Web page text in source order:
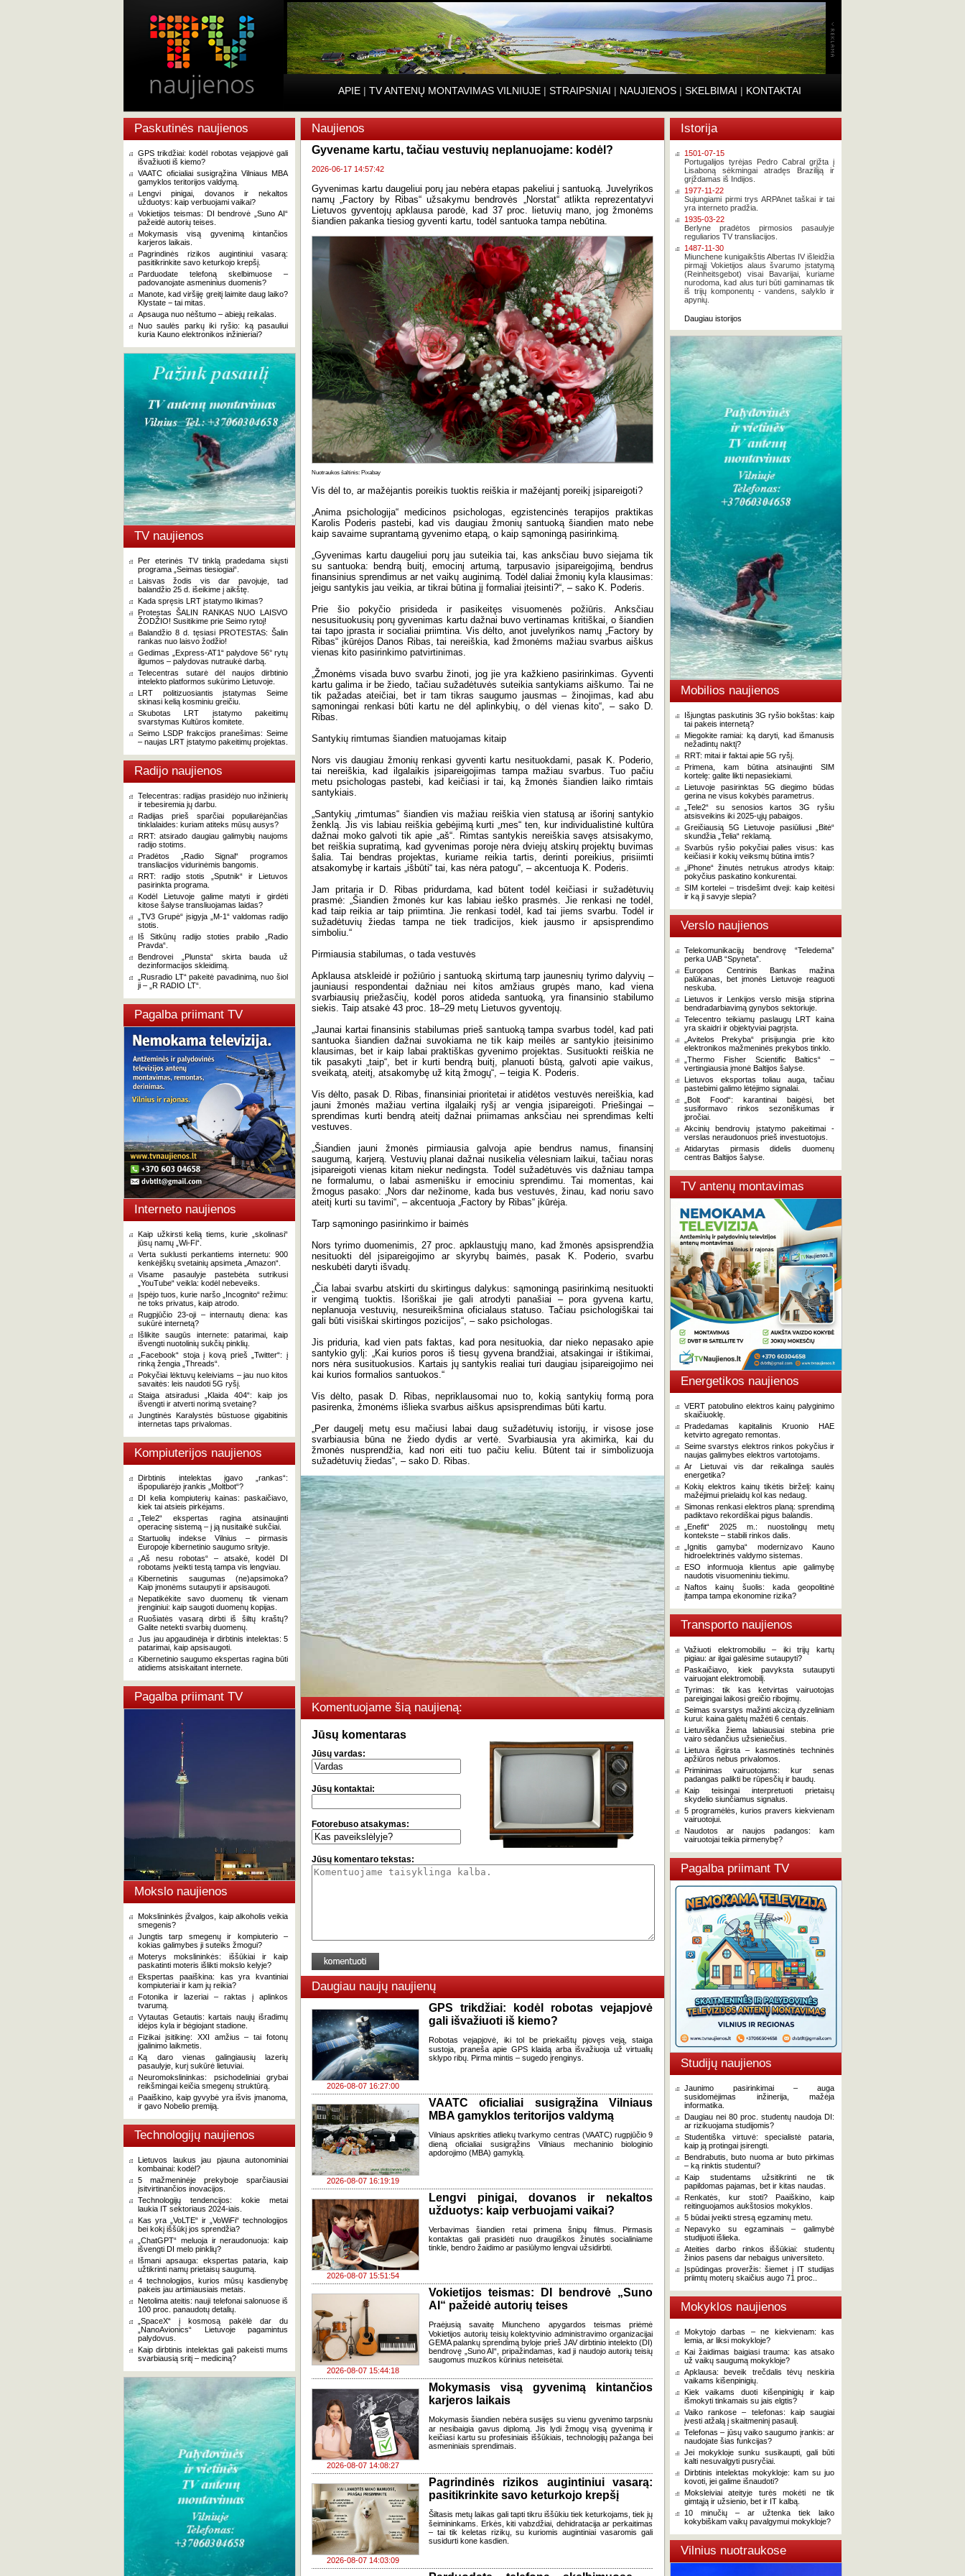
APIE | TV ANTENŲ MONTAVIMAS VILNIUJE | STRAIPSNIAI | NAUJIENOS | SKELBIMAI | KONTAKTAI
Paskutinės naujienos
GPS trikdžiai: kodėl robotas vejapjovė gali
išvažiuoti iš kiemo?
VAATC oficialiai susigrąžina Vilniaus MBA
gamyklos teritorijos valdymą.
Lengvi pinigai, dovanos ir nekaltos
užduotys: kaip verbuojami vaikai?
Vokietijos teismas: DI bendrovė „Suno AI“
pažeidė autorių teises.
Mokymasis visą gyvenimą kintančios
karjeros laikais.
Pagrindinės rizikos augintiniui vasarą:
pasitikrinkite savo keturkojo krepšį.
Parduodate telefoną skelbimuose –
padovanojate asmeninius duomenis?
Manote, kad viršiję greitį laimite daug laiko?
Klystate − tai mitas.
Apsauga nuo nėštumo – abiejų reikalas.
Nuo saulės parkų iki ryšio: ką pasauliui
kuria Kauno elektronikos inžinieriai?
TV naujienos
Per eterinės TV tinklą pradedama siųsti
programa „Seimas tiesiogiai“.
Laisvas žodis vis dar pavojuje, tad
balandžio 25 d. išeikime į aikštę.
Kada spręsis LRT įstatymo likimas?
Protestas ŠALIN RANKAS NUO LAISVO
ŽODŽIO! Susitikime prie Seimo rytoj!
Balandžio 8 d. tęsiasi PROTESTAS: Šalin
rankas nuo laisvo žodžio!
Gedimas „Express-AT1“ palydove 56° rytų
ilgumos – palydovas nutraukė darbą.
Telecentras sutarė dėl naujos dirbtinio
intelekto platformos sukūrimo Lietuvoje.
LRT politizuosiantis įstatymas Seime
skinasi kelią kosminiu greičiu.
Skubotas LRT įstatymo pakeitimų
svarstymas Kultūros komitete.
Seimo LSDP frakcijos pranešimas: Seime
– naujas LRT įstatymo pakeitimų projektas.
Radijo naujienos
Telecentras: radijas prasidėjo nuo inžinierių
ir tebesiremia jų darbu.
Radijas prieš sparčiai populiarėjančias
tinklalaides: kuriam atiteks mūsų ausys?
RRT: atsirado daugiau galimybių naujoms
radijo stotims.
Pradėtos „Radio Signal“ programos
transliacijos vidurinėmis bangomis.
RRT: radijo stotis „Sputnik“ ir Lietuvos
pasirinkta programa.
Kodėl Lietuvoje galime matyti ir girdėti
kitose šalyse transliuojamas laidas?
„TV3 Grupė“ įsigyja „M-1“ valdomas radijo
stotis.
Iš Sitkūnų radijo stoties prabilo „Radio
Pravda“.
Bendrovei „Plunsta“ skirta bauda už
dezinformacijos skleidimą.
„Rusradio LT“ pakeitė pavadinimą, nuo šiol
ji – „R RADIO LT“.
Pagalba priimant TV
Interneto naujienos
Kaip užkirsti kelią tiems, kurie „skolinasi“
jūsų namų „Wi-Fi“.
Verta suklusti perkantiems internetu: 900
kenkėjiškų svetainių apsimeta „Amazon“.
Visame pasaulyje pastebėta sutrikusi
„YouTube“ veikla: kodėl nebeveiks.
Įspėjo tuos, kurie naršo „Incognito“ režimu:
ne toks privatus, kaip atrodo.
Rugpjūčio 23-oji – internautų diena: kas
sukūrė internetą?
Išlikite saugūs internete: patarimai, kaip
išvengti nuotolinių sukčių pinklių.
„Facebook“ stoja į kovą prieš „Twitter“: į
rinką žengia „Threads“.
Pokyčiai lėktuvų keleiviams – jau nuo kitos
savaitės: leis naudoti 5G ryšį.
Staiga atsiradusi „Klaida 404“: kaip jos
išvengti ir atverti norimą svetainę?
Jungtinės Karalystės būstuose gigabitinis
internetas taps privalomas.
Kompiuterijos naujienos
Dirbtinis intelektas įgavo „rankas“:
išpopuliarėjo įrankis „Moltbot“?
DI kelia kompiuterių kainas: paskaičiavo,
kiek tai atsieis pirkėjams.
„Tele2“ ekspertas ragina atsinaujinti
operacinę sistemą – į ją nusitaikė sukčiai.
Startuolių indekse Vilnius – pirmasis
Europoje kibernetinio saugumo srityje.
„Aš nesu robotas“ – atsakė, kodėl DI
robotams įveikti testą tampa vis lengviau.
Kibernetinis saugumas (ne)apsimoka?
Kaip įmonėms sutaupyti ir apsisaugoti.
Nepatikėkite savo duomenų tik vienam
įrenginiui: kaip saugoti duomenų kopijas.
Ruošiatės vasarą dirbti iš šiltų kraštų?
Galite netekti svarbių duomenų.
Jus jau apgaudinėja ir dirbtinis intelektas: 5
patarimai, kaip apsisaugoti.
Kibernetinio saugumo ekspertas ragina būti
atidiems atsiskaitant internete.
Pagalba priimant TV
Mokslo naujienos
Mokslininkės įžvalgos, kaip alkoholis veikia
smegenis?
Jungtis tarp smegenų ir kompiuterio –
kokias galimybes ji suteiks žmogui?
Moterys mokslininkės: iššūkiai ir kaip
paskatinti moteris išlikti mokslo kelyje?
Ekspertas paaiškina: kas yra kvantiniai
kompiuteriai ir kam jų reikia?
Fotonika ir lazeriai – raktas į aplinkos
tvarumą.
Vytautas Getautis: kartais naujų išradimų
idėjos kyla ir bėgiojant stadione.
Fizikai įsitikinę: XXI amžius – tai fotonų
įgalinimo laikmetis.
Ką daro vienas galingiausių lazerių
pasaulyje, kurį sukūrė lietuviai.
Neuromokslininkas: psichodeliniai grybai
reikšmingai keičia smegenų struktūrą.
Paaiškino, kaip gyvybė yra išvis įmanoma,
ir gavo Nobelio premiją.
Technologijų naujienos
Lietuvos laukus jau pjauna autonominiai
kombainai: kodėl?
5 mažmeninėje prekyboje sparčiausiai
įsitvirtinančios inovacijos.
Technologijų tendencijos: kokie metai
laukia IT sektoriaus 2024-iais.
Kas yra „VoLTE“ ir „VoWiFi“ technologijos
bei kokį iššūkį jos sprendžia?
„ChatGPT“ meluoja ir neraudonuoja: kaip
išvengti DI melo pinklių?
Išmani apsauga: ekspertas pataria, kaip
užtikrinti namų prietaisų saugumą.
4 technologijos, kurios mūsų kasdienybę
pakeis jau artimiausiais metais.
Netolima ateitis: nauji telefonai salonuose iš
100 proc. panaudotų detalių.
„SpaceX“ į kosmosą pakėlė dar du
„NanoAvionics“ Lietuvoje pagamintus
palydovus.
Kaip dirbtinis intelektas gali pakeisti mums
svarbiausią sritį – mediciną?
Naujienos
Gyvename kartu, tačiau vestuvių neplanuojame: kodėl?
2026-06-17 14:57:42
Gyvenimas kartu daugeliui porų jau nebėra etapas pakeliui į santuoką. Juvelyrikos
namų „Factory by Ribas“ užsakymu bendrovės „Norstat“ atlikta reprezentatyvi
Lietuvos gyventojų apklausa parodė, kad 37 proc. lietuvių mano, jog žmonėms
šiandien pakanka tiesiog gyventi kartu, todėl santuoka tampa nebūtina.
Nuotraukos šaltinis: Pixabay
Vis dėl to, ar mažėjantis poreikis tuoktis reiškia ir mažėjantį poreikį įsipareigoti?
„Anima psichologija“ medicinos psichologas, egzistencinės terapijos praktikas
Karolis Poderis pastebi, kad vis daugiau žmonių santuoką šiandien mato nebe
kaip savaime suprantamą gyvenimo etapą, o kaip sąmoningą pasirinkimą.
„Gyvenimas kartu daugeliui porų jau suteikia tai, kas anksčiau buvo siejama tik
su santuoka: bendrą buitį, emocinį artumą, tarpusavio įsipareigojimą, bendrus
finansinius sprendimus ar net vaikų auginimą. Todėl daliai žmonių kyla klausimas:
jeigu santykis jau veikia, ar tikrai būtina jį formaliai įteisinti?“, – sako K. Poderis.
Prie šio pokyčio prisideda ir pasikeitęs visuomenės požiūris. Anksčiau
nesusituokusių porų gyvenimas kartu dažnai buvo vertinamas kritiškai, o šiandien
tai tapo įprasta ir socialiai priimtina. Vis dėlto, anot juvelyrikos namų „Factory by
Ribas“ įkūrėjos Danos Ribas, tai nereiškia, kad žmonėms mažiau svarbus aiškus
vienas kito pasirinkimo patvirtinimas.
„Žmonėms visada buvo svarbu žinoti, jog jie yra kažkieno pasirinkimas. Gyventi
kartu galima ir be žiedo, tačiau sužadėtuvės suteikia santykiams aiškumo. Tai ne
tik pažadas ateičiai, bet ir tam tikras saugumo jausmas – žinojimas, kad abu
sąmoningai renkasi būti kartu ne dėl aplinkybių, o dėl vienas kito“, – sako D.
Ribas.
Santykių rimtumas šiandien matuojamas kitaip
Nors vis daugiau žmonių renkasi gyventi kartu nesituokdami, pasak K. Poderio,
tai nereiškia, kad ilgalaikis įsipareigojimas tampa mažiau svarbus. Tuo pačiu
metu psichologas pastebi, kad keičiasi ir tai, ką žmonės šiandien laiko rimtais
santykiais.
„Santykių „rimtumas“ šiandien vis mažiau reiškia vien statusą ar išorinį santykio
ženklą. Jis vis labiau reiškia gebėjimą kurti „mes“ ten, kur individualistinė kultūra
dažnai moko galvoti tik apie „aš“. Rimtas santykis nereiškia savęs atsisakymo,
bet reiškia supratimą, kad gyvenimas poroje nėra dviejų atskirų projektų buvimas
šalia. Tai bendras projektas, kuriame reikia tartis, derinti poreikius, prisiimti
atsakomybę ir kartais „išbūti“ tai, kas nėra patogu“, – akcentuoja K. Poderis.
Jam pritaria ir D. Ribas pridurdama, kad būtent todėl keičiasi ir sužadėtuvių
prasmė: „Šiandien žmonės kur kas labiau ieško prasmės. Jie renkasi ne todėl,
kad taip reikia ar taip priimtina. Jie renkasi todėl, kad tai jiems svarbu. Todėl ir
sužadėtuvių žiedas tampa ne tiek tradicijos, kiek jausmo ir apsisprendimo
simboliu.“
Pirmiausia stabilumas, o tada vestuvės
Apklausa atskleidė ir požiūrio į santuoką skirtumą tarp jaunesnių tyrimo dalyvių –
jauniausi respondentai dažniau nei kitos amžiaus grupės mano, kad viena
svarbiausių priežasčių, kodėl poros atideda santuoką, yra finansinio stabilumo
siekis. Taip atsakė 43 proc. 18–29 metų Lietuvos gyventojų.
„Jaunai kartai finansinis stabilumas prieš santuoką tampa svarbus todėl, kad pati
santuoka šiandien dažnai suvokiama ne tik kaip meilės ar santykio įteisinimo
klausimas, bet ir kaip labai praktiškas gyvenimo projektas. Susituokti reiškia ne
tik pasakyti „taip“, bet ir kurti bendrą buitį, planuoti būstą, galvoti apie vaikus,
sveikatą, ateitį, atsakomybę už kitą žmogų“, – teigia K. Poderis.
Vis dėlto, pasak D. Ribas, finansiniai prioritetai ir atidėtos vestuvės nereiškia, kad
jauni žmonės mažiau vertina ilgalaikį ryšį ar vengia įsipareigoti. Priešingai –
sprendimas kurti bendrą ateitį dažnai priimamas anksčiau nei sprendimas kelti
vestuves.
„Šiandien jauni žmonės pirmiausia galvoja apie bendrus namus, finansinį
saugumą, karjerą. Vestuvių planai dažnai nusikelia vėlesniam laikui, tačiau noras
įsipareigoti vienas kitam niekur nedingsta. Todėl sužadėtuvės vis dažniau tampa
ne formalumu, o labai asmenišku ir emociniu sprendimu. Tai momentas, kai
žmogus pasako: „Nors dar nežinome, kada bus vestuvės, žinau, kad noriu savo
ateitį kurti su tavimi“, – akcentuoja „Factory by Ribas“ įkūrėja.
Tarp sąmoningo pasirinkimo ir baimės
Nors tyrimo duomenimis, 27 proc. apklaustųjų mano, kad žmonės apsisprendžia
nesituokti dėl įsipareigojimo ar skyrybų baimės, pasak K. Poderio, svarbu
neskubėti daryti išvadų.
„Čia labai svarbu atskirti du skirtingus dalykus: sąmoningą pasirinkimą nesituokti
ir vengimą tuoktis. Išoriškai jie gali atrodyti panašiai – pora gyvena kartu,
neplanuoja vestuvių, nesureikšmina oficialaus statuso. Tačiau psichologiškai tai
gali būti visiškai skirtingos pozicijos“, – sako psichologas.
Jis priduria, kad vien pats faktas, kad pora nesituokia, dar nieko nepasako apie
santykio gylį: „Kai kurios poros iš tiesų gyvena brandžiai, atsakingai ir ištikimai,
nors nėra susituokusios. Kartais jų santykis realiai turi daugiau įsipareigojimo nei
kai kurios formalios santuokos.“
Vis dėlto, pasak D. Ribas, nepriklausomai nuo to, kokią santykių formą pora
pasirenka, žmonėms išlieka svarbus aiškus apsisprendimas būti kartu.
„Per daugelį metų esu mačiusi labai daug sužadėtuvių istorijų, ir visose jose
svarbiausia būna ne žiedo dydis ar vertė. Svarbiausia yra akimirka, kai du
žmonės nusprendžia, kad nori eiti tuo pačiu keliu. Būtent tai ir simbolizuoja
sužadėtuvių žiedas“, – sako D. Ribas.
Komentuojame šią naujieną:
Jūsų komentaras
Jūsų vardas:
Jūsų kontaktai:
Fotorebuso atsakymas:
Jūsų komentaro tekstas:
Daugiau naujų naujienų
2026-08-07 16:27:00
GPS trikdžiai: kodėl robotas vejapjovė
gali išvažiuoti iš kiemo?
Robotas vejapjovė, iki tol be priekaištų pjovęs veją, staiga
sustoja, praneša apie GPS klaidą arba išvažiuoja už virtualių
sklypo ribų. Pirma mintis – sugedo įrenginys.
2026-08-07 16:19:19
VAATC oficialiai susigrąžina Vilniaus
MBA gamyklos teritorijos valdymą
Vilniaus apskrities atliekų tvarkymo centras (VAATC) rugpjūčio 9
dieną oficialiai susigrąžins Vilniaus mechaninio biologinio
apdorojimo (MBA) gamyklą.
2026-08-07 15:51:54
Lengvi pinigai, dovanos ir nekaltos
užduotys: kaip verbuojami vaikai?
Verbavimas šiandien retai primena šnipų filmus. Pirmasis
kontaktas gali prasidėti nuo draugiškos žinutės socialiniame
tinkle, bendro žaidimo ar pasiūlymo lengvai užsidirbti.
2026-08-07 15:44:18
Vokietijos teismas: DI bendrovė „Suno
AI“ pažeidė autorių teises
Praėjusią savaitę Miuncheno apygardos teismas priėmė
Vokietijos autorių teisių kolektyvinio administravimo organizacijai
GEMA palankų sprendimą byloje prieš JAV dirbtinio intelekto (DI)
bendrovę „Suno AI“, pripažindamas, kad ji naudojo autorių teisių
saugomus muzikos kūrinius neteisėtai.
2026-08-07 14:08:27
Mokymasis visą gyvenimą kintančios
karjeros laikais
Mokymasis šiandien nebėra susijęs su vienu gyvenimo tarpsniu
ar nesibaigia gavus diplomą. Jis lydi žmogų visą gyvenimą ir
keičiasi kartu su profesiniais iššūkiais, technologijų pažanga bei
asmeniniais sprendimais.
2026-08-07 14:03:09
Pagrindinės rizikos augintiniui vasarą:
pasitikrinkite savo keturkojo krepšį
Šiltasis metų laikas gali tapti tikru iššūkiu tiek keturkojams, tiek jų
šeimininkams. Erkės, kiti vabzdžiai, dehidratacija ar perkaitimas
– tai tik keletas rizikų, su kuriomis augintiniai vasaromis gali
susidurti kone kasdien.
Istorija
1501-07-15
Portugalijos tyrėjas Pedro Cabral grįžta į
Lisaboną sėkmingai atradęs Braziliją ir
grįždamas iš Indijos.
1977-11-22
Sujungiami pirmi trys ARPAnet taškai ir tai
yra interneto pradžia.
1935-03-22
Berlyne pradėtos pirmosios pasaulyje
reguliarios TV transliacijos.
1487-11-30
Miunchene kunigaikštis Albertas IV išleidžia
pirmąjį Vokietijos alaus švarumo įstatymą
(Reinheitsgebot) visai Bavarijai, kuriame
nurodoma, kad alus turi būti gaminamas tik
iš trijų komponentų - vandens, salyklo ir
apynių.
Daugiau istorijos
Mobilios naujienos
Išjungtas paskutinis 3G ryšio bokštas: kaip
tai pakeis internetą?
Miegokite ramiai: ką daryti, kad išmanusis
nežadintų naktį?
RRT: mitai ir faktai apie 5G ryšį.
Primena, kam būtina atsinaujinti SIM
kortelę: galite likti nepasiekiami.
Lietuvoje pasirinktas 5G diegimo būdas
gerina ne visus kokybės parametrus.
„Tele2“ su senosios kartos 3G ryšiu
atsisveikins iki 2025-ųjų pabaigos.
Greičiausią 5G Lietuvoje pasiūliusi „Bitė“
skundžia „Telia“ reklamą.
Svarbūs ryšio pokyčiai palies visus: kas
keičiasi ir kokių veiksmų būtina imtis?
„iPhone“ žinutės netrukus atrodys kitaip:
pokyčius paskatino konkurentai.
SIM kortelei – trisdešimt dveji: kaip keitėsi
ir ką ji savyje slepia?
Verslo naujienos
Telekomunikacijų bendrovę “Teledema”
perka UAB “Spyneta”.
Europos Centrinis Bankas mažina
palūkanas, bet įmonės Lietuvoje reaguoti
neskuba.
Lietuvos ir Lenkijos verslo misija stiprina
bendradarbiavimą gynybos sektoriuje.
Telecentro teikiamų paslaugų LRT kaina
yra skaidri ir objektyviai pagrįsta.
„Avitelos Prekyba“ prisijungia prie kito
elektronikos mažmeninės prekybos tinklo.
„Thermo Fisher Scientific Baltics“ –
vertingiausia įmonė Baltijos šalyse.
Lietuvos eksportas toliau auga, tačiau
pastebimi galimo lėtėjimo signalai.
„Bolt Food“: karantinai baigėsi, bet
susiformavo rinkos sezoniškumas ir
įpročiai.
Akcinių bendrovių įstatymo pakeitimai -
verslas neraudonuos prieš investuotojus.
Atidarytas pirmasis didelis duomenų
centras Baltijos šalyse.
TV antenų montavimas
Energetikos naujienos
VERT patobulino elektros kainų palyginimo
skaičiuoklę.
Pradedamas kapitalinis Kruonio HAE
ketvirto agregato remontas.
Seime svarstys elektros rinkos pokyčius ir
naujas galimybes elektros vartotojams.
Ar Lietuvai vis dar reikalinga saulės
energetika?
Kokių elektros kainų tikėtis birželį: kainų
mažėjimui prielaidų kol kas nedaug.
Simonas renkasi elektros planą: sprendimą
padiktavo rekordiškai pigus balandis.
„Enefit“ 2025 m.: nuostolingų metų
kontekste – stabili rinkos dalis.
„Ignitis gamyba“ modernizavo Kauno
hidroelektrinės valdymo sistemas.
ESO informuoja klientus apie galimybę
naudotis visuomeniniu tiekimu.
Naftos kainų šuolis: kada geopolitinė
įtampa tampa ekonomine rizika?
Transporto naujienos
Važiuoti elektromobiliu – iki trijų kartų
pigiau: ar ilgai galėsime sutaupyti?
Paskaičiavo, kiek pavyksta sutaupyti
vairuojant elektromobilį.
Tyrimas: tik kas ketvirtas vairuotojas
pareigingai laikosi greičio ribojimų.
Seimas svarstys mažinti akcizą dyzeliniam
kurui: kaina galėtų mažėti 6 centais.
Lietuviška žiema labiausiai stebina prie
vairo sėdančius užsieniečius.
Lietuva išgirsta – kasmetinės techninės
apžiūros nebus privalomos.
Priminimas vairuotojams: kur senas
padangas palikti be rūpesčių ir baudų.
Kaip teisingai interpretuoti prietaisų
skydelio siunčiamus signalus.
5 programėlės, kurios pravers kiekvienam
vairuotojui.
Naudotos ar naujos padangos: kam
vairuotojai teikia pirmenybę?
Pagalba priimant TV
Studijų naujienos
Jaunimo pasirinkimai – auga
susidomėjimas inžinerija, mažėja
informatika.
Daugiau nei 80 proc. studentų naudoja DI:
ar rizikuojama studijomis?
Studentiška virtuvė: specialistė pataria,
kaip ją protingai įsirengti.
Bendrabutis, buto nuoma ar buto pirkimas
– ką rinktis studentui?
Kaip studentams užsitikrinti ne tik
papildomas pajamas, bet ir kitas naudas.
Renkatės, kur stoti? Paaiškino, kaip
reitinguojamos aukštosios mokyklos.
5 būdai įveikti stresą egzaminų metu.
Nepavyko su egzaminais – galimybė
studijuoti išlieka.
Ateities darbo rinkos iššūkiai: studentų
žinios pasens dar nebaigus universiteto.
Įspūdingas proveržis: šiemet į IT studijas
priimtų moterų skaičius augo 71 proc..
Mokyklos naujienos
Mokytojo darbas – ne kiekvienam: kas
lemia, ar liksi mokykloje?
Kai žaidimas baigiasi trauma: kas atsako
už vaikų saugumą mokykloje?
Apklausa: beveik trečdalis tėvų neskiria
vaikams kišenpinigių.
Kiek vaikams duoti kišenpinigių ir kaip
išmokyti tinkamais su jais elgtis?
Vaiko rankose – telefonas: kaip saugiai
įvesti atžalą į skaitmeninį pasaulį.
Telefonas – jūsų vaiko saugumo įrankis: ar
naudojate šias funkcijas?
Jei mokykloje sunku susikaupti, gali būti
kalti nesuvalgyti pusryčiai.
Dirbtinis intelektas mokykloje: kam su juo
kovoti, jei galime išnaudoti?
Moksleiviai ateityje turės mokėti ne tik
gimtąją ir užsienio, bet ir IT kalbą.
10 minučių – ar užtenka tiek laiko
kokybiškam vaikų pavalgymui mokykloje?
Vilnius nuotraukose